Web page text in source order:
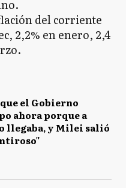
del corriente
2,2% en enero, 2,4
el Gobierno
ahora porque a
llegaba, y Milei salió